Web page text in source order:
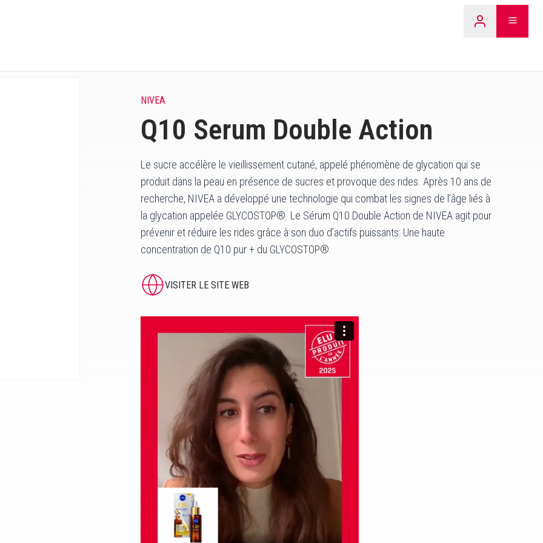
LEARN
NIVEA
Q10 Serum Double Action
Le sucre accélère le vieillissement cutané, appelé phénomène de glycation qui se
produit dans la peau en présence de sucres et provoque des rides. Après 10 ans de
recherche, NIVEA a développé une technologie qui combat les signes de l’âge liés à
la glycation appelée GLYCOSTOP®. Le Sérum Q10 Double Action de NIVEA agit pour
prévenir et réduire les rides grâce à son duo d’actifs puissants: Une haute
concentration de Q10 pur + du GLYCOSTOP®.
VISITER LE SITE WEB